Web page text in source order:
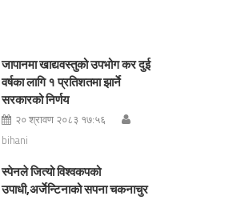
जापानमा खाद्यवस्तुको उपभोग कर दुई
वर्षका लागि १ प्रतिशतमा झार्ने
सरकारको निर्णय
२० श्रावण २०८३ १७:५६
bihani
स्पेनले जित्यो विश्वकपको
उपाधी,अर्जेन्टिनाको सपना चकनाचुर